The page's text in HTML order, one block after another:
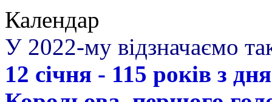
Календар
У 2022-му відзначаємо
12 січня - 115 років з